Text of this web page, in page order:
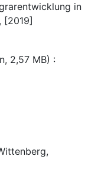
in
[2019]
2,57 MB) :